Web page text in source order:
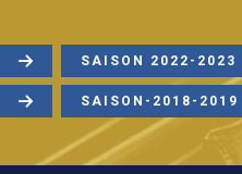
SAISON 2022-2023
SAISON-2018-2019